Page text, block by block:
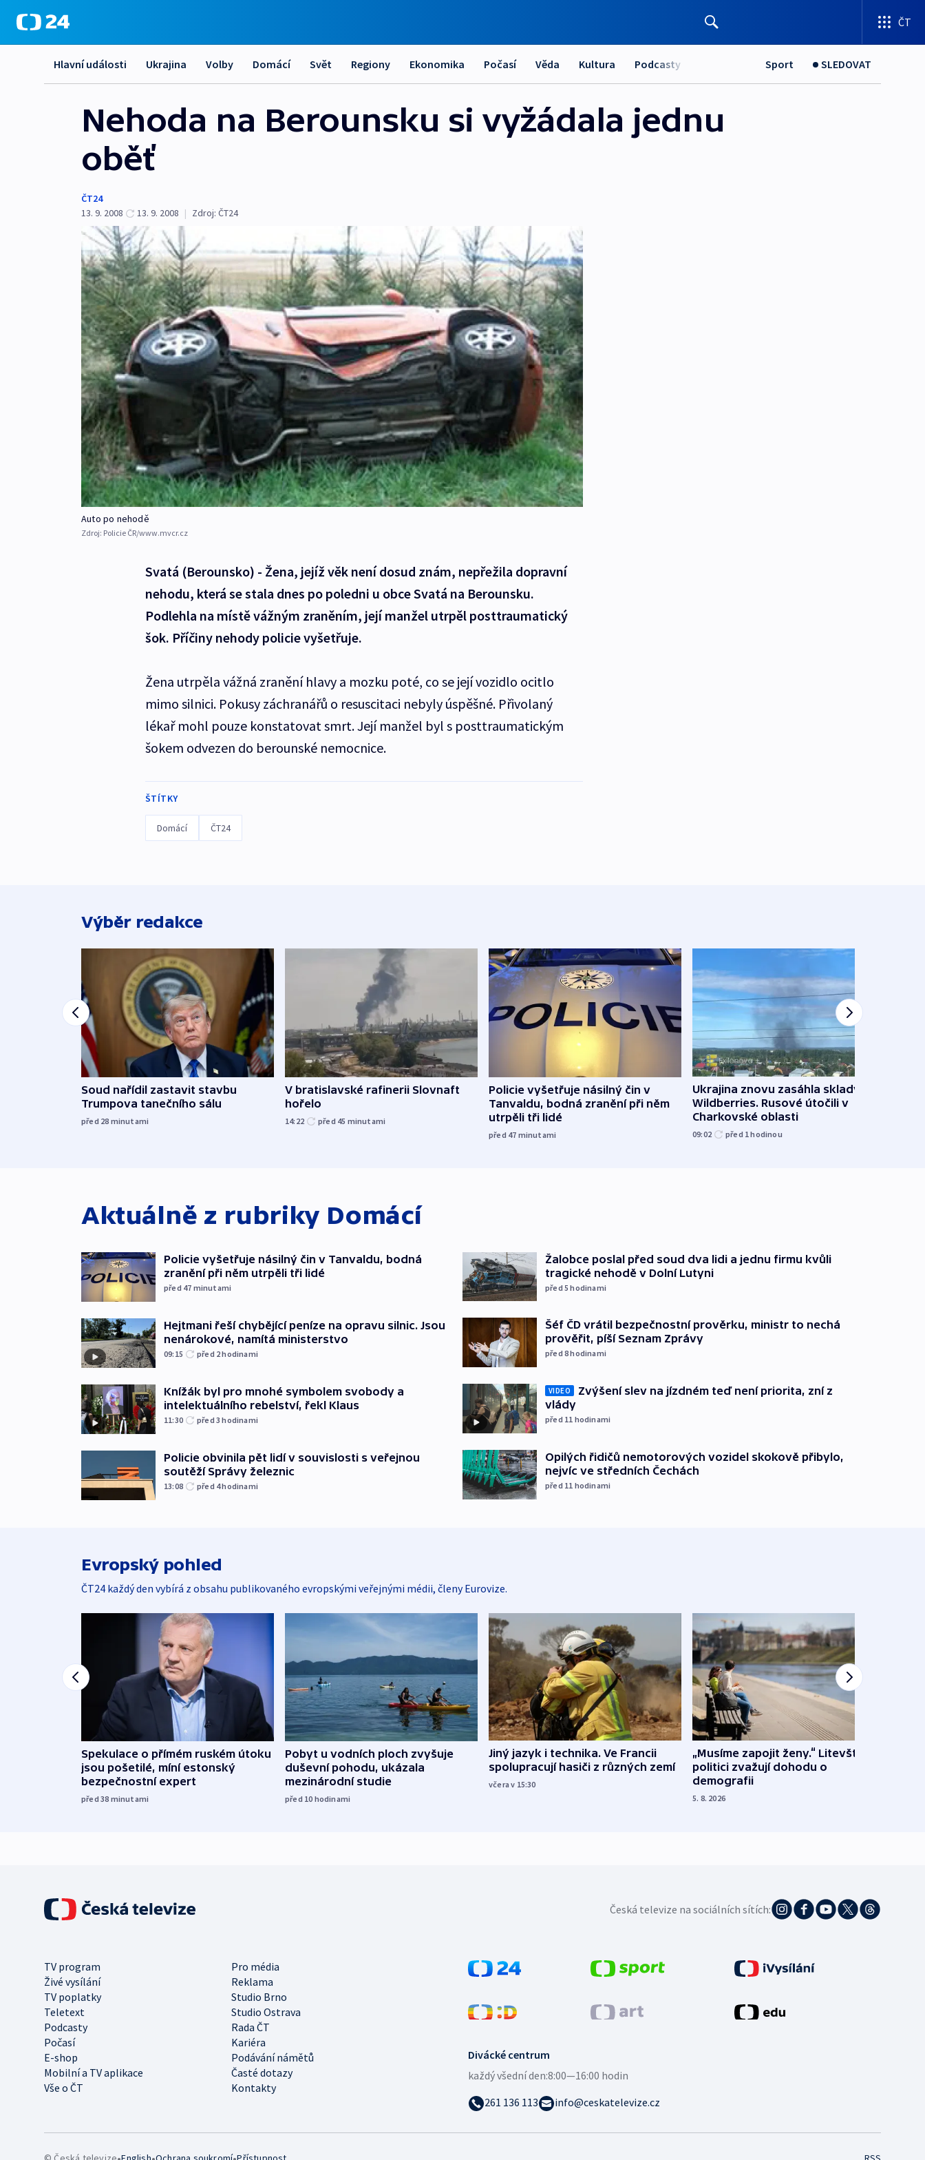
ČT
Hlavní události Ukrajina Volby Domácí Svět Regiony Ekonomika Počasí Věda Kultura Podcasty Sport SLEDOVAT
Nehoda na Berounsku si vyžádala jednu
oběť
ČT24
13. 9. 2008
13. 9. 2008 | Zdroj: ČT24
Auto po nehodě
Zdroj: Policie ČR/www.mvcr.cz
Svatá (Berounsko) - Žena, jejíž věk není dosud znám, nepřežila dopravní
nehodu, která se stala dnes po poledni u obce Svatá na Berounsku.
Podlehla na místě vážným zraněním, její manžel utrpěl posttraumatický
šok. Příčiny nehody policie vyšetřuje.
Žena utrpěla vážná zranění hlavy a mozku poté, co se její vozidlo ocitlo
mimo silnici. Pokusy záchranářů o resuscitaci nebyly úspěšné. Přivolaný
lékař mohl pouze konstatovat smrt. Její manžel byl s posttraumatickým
šokem odvezen do berounské nemocnice.
ŠTÍTKY
Domácí ČT24
Výběr redakce
Soud nařídil zastavit stavbu
Trumpova tanečního sálu
před 28 minutami
V bratislavské rafinerii Slovnaft
hořelo
14:22 před 45 minutami
Policie vyšetřuje násilný čin v
Tanvaldu, bodná zranění při něm
utrpěli tři lidé
před 47 minutami
Ukrajina znovu zasáhla sklady
Wildberries. Rusové útočili v
Charkovské oblasti
09:02 před 1hodinou
Aktuálně z rubriky Domácí
Policie vyšetřuje násilný čin v Tanvaldu, bodná
zranění při něm utrpěli tři lidé
před 47 minutami
Hejtmani řeší chybějící peníze na opravu silnic. Jsou
nenárokové, namítá ministerstvo
09:15 před 2hodinami
Knížák byl pro mnohé symbolem svobody a
intelektuálního rebelství, řekl Klaus
11:30 před 3hodinami
Policie obvinila pět lidí v souvislosti s veřejnou
soutěží Správy železnic
13:08 před 4hodinami
Žalobce poslal před soud dva lidi a jednu firmu kvůli
tragické nehodě v Dolní Lutyni
před 5hodinami
Šéf ČD vrátil bezpečnostní prověrku, ministr to nechá
prověřit, píší Seznam Zprávy
před 8hodinami
VIDEO
Zvýšení slev na jízdném teď není priorita, zní z
vlády
před 11 hodinami
Opilých řidičů nemotorových vozidel skokově přibylo,
nejvíc ve středních Čechách
před 11 hodinami
Evropský pohled
ČT24 každý den vybírá z obsahu publikovaného evropskými veřejnými médii, členy Eurovize.
Spekulace o přímém ruském útoku
jsou pošetilé, míní estonský
bezpečnostní expert
před 38 minutami
Pobyt u vodních ploch zvyšuje
duševní pohodu, ukázala
mezinárodní studie
před 10 hodinami
Jiný jazyk i technika. Ve Francii
spolupracují hasiči z různých zemí
včera v 15:30
„Musíme zapojit ženy.“ Litevští
politici zvažují dohodu o
demografii
5. 8. 2026
Česká televize na sociálních sítích:
TV program
Pro média
Živé vysílání
Reklama
TV poplatky
Studio Brno
Teletext
Studio Ostrava
Podcasty
Rada ČT
Počasí
Kariéra
E-shop
Podávání námětů
Mobilní a TV aplikace
Časté dotazy
Vše o ČT
Kontakty
Divácké centrum
každý všední den:8:00—16:00 hodin
261 136 113
info@ceskatelevize.cz